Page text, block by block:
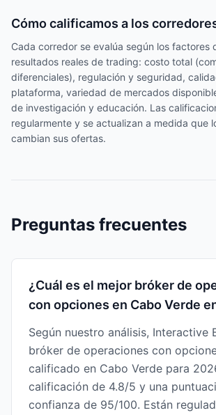
Cómo calificamos a los
Cada corredor se evalúa según los factores
resultados reales de trading: costo total
diferenciales), regulación y seguridad,
plataforma, variedad de mercados
de investigación y educación. Las
regularmente y se actualizan a medida que
cambian sus ofertas.
Preguntas frecuentes
¿Cuál es el mejor bróker de
con opciones en Cabo Verde
Según nuestro análisis, Interactive
bróker de operaciones con
calificado en Cabo Verde para
calificación de 4.8/5 y una
confianza de 95/100. Están